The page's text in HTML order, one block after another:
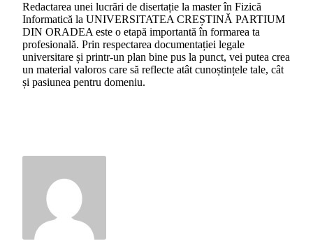
Redactarea unei lucrări de disertație la master în Fizică
Informatică la UNIVERSITATEA CREȘTINĂ PARTIUM
DIN ORADEA este o etapă importantă în formarea ta
profesională. Prin respectarea documentației legale
universitare și printr-un plan bine pus la punct, vei putea crea
un material valoros care să reflecte atât cunoștințele tale, cât
și pasiunea pentru domeniu.